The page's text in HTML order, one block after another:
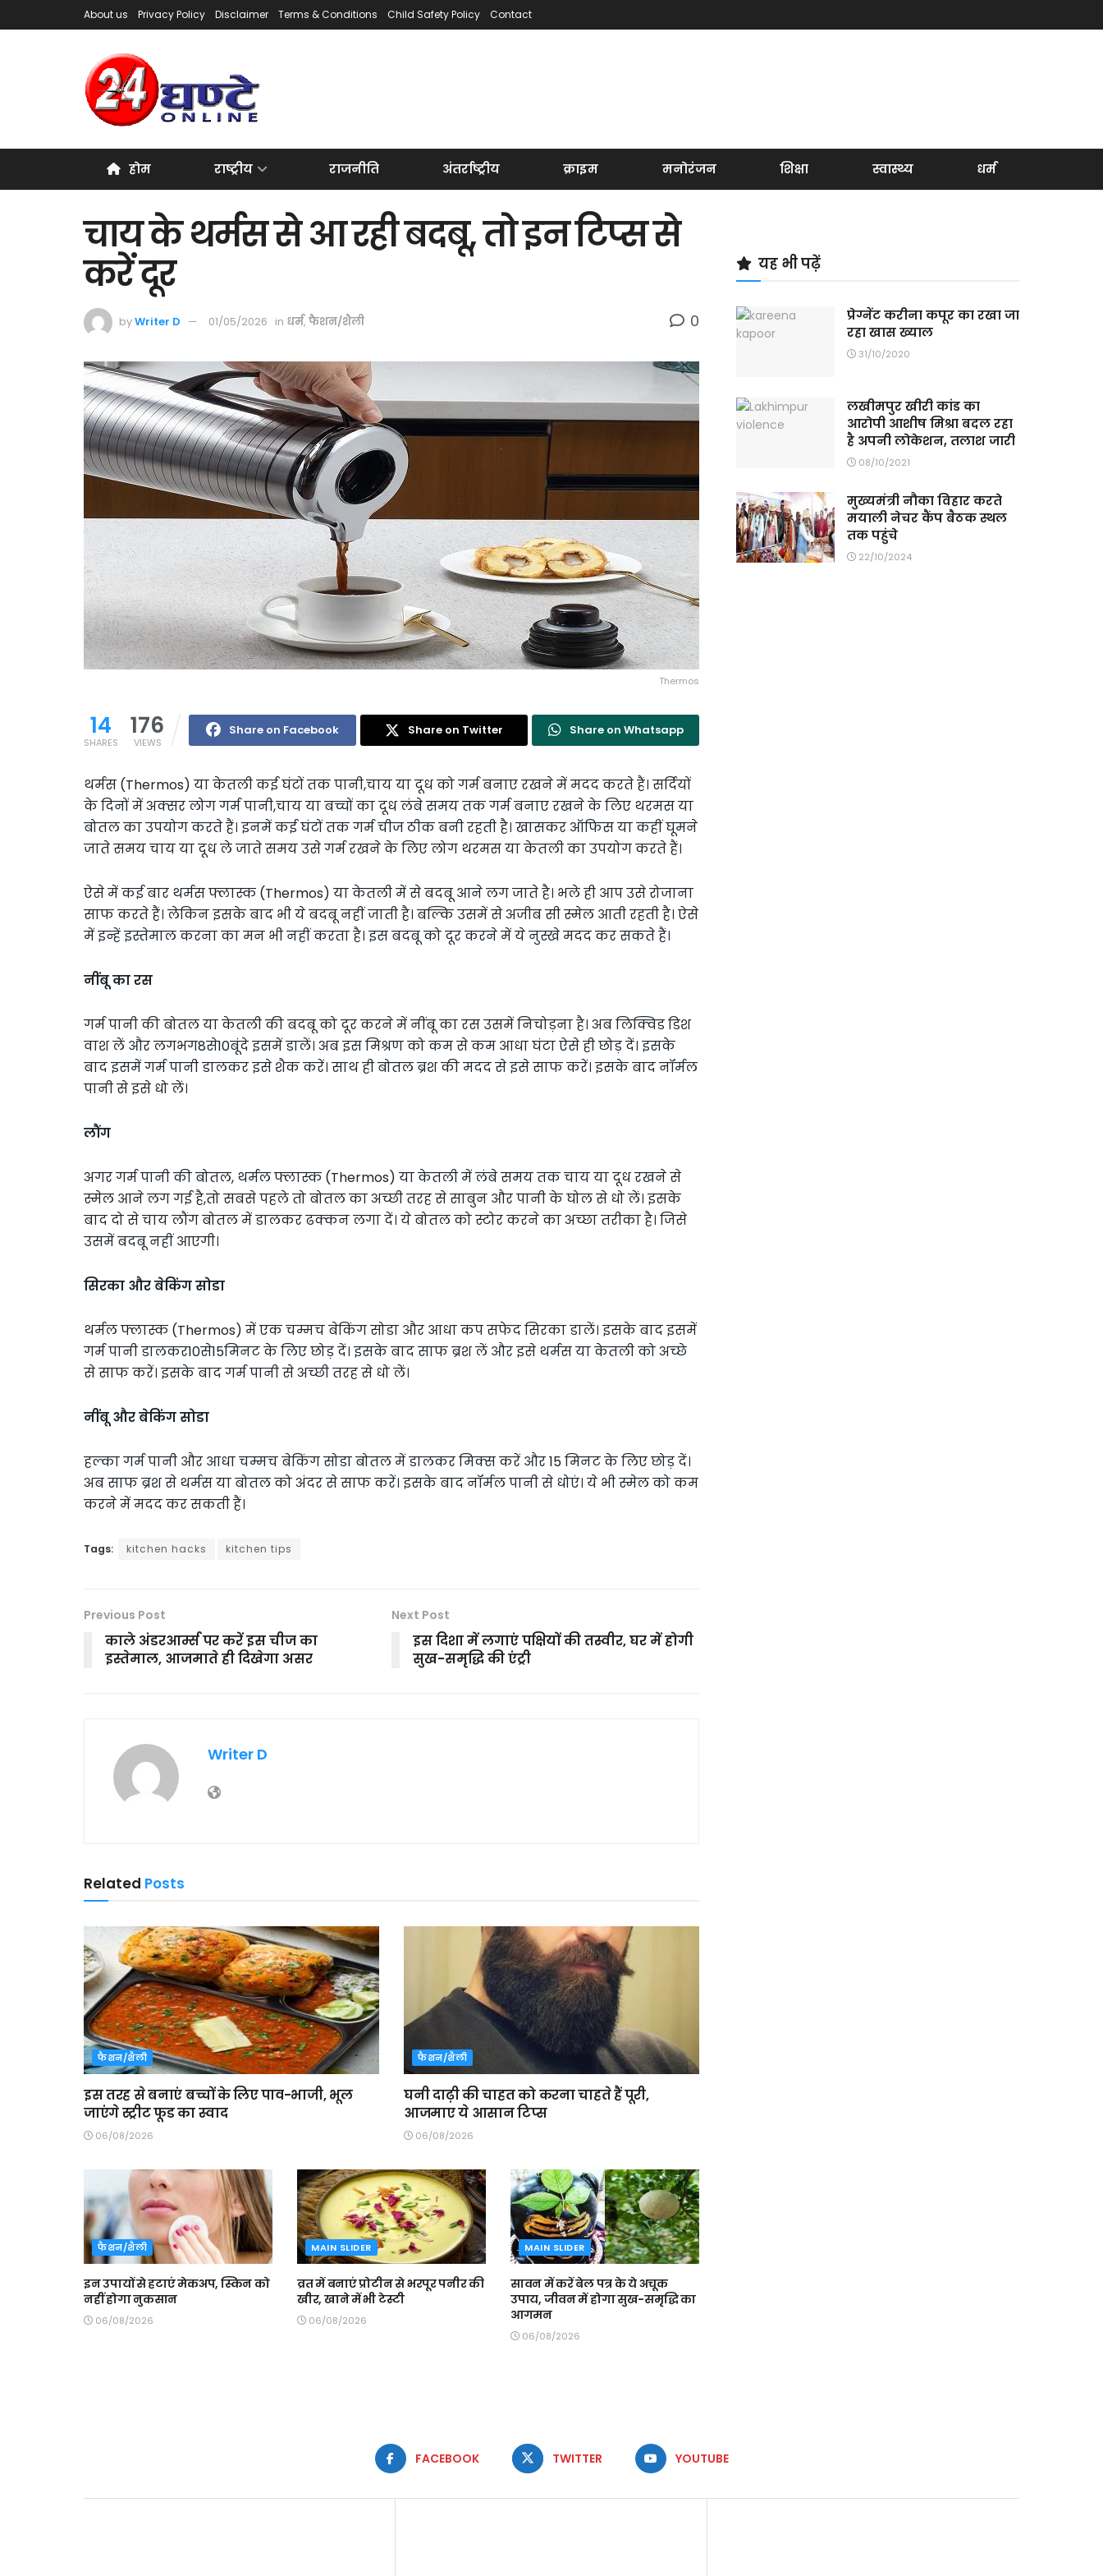
About us Privacy Policy Disclaimer Terms & Conditions Child Safety Policy Contact
होम राष्ट्रीय राजनीति अंतर्राष्ट्रीय क्राइम मनोरंजन शिक्षा स्वास्थ्य धर्म
चाय के थर्मस से आ रही बदबू, तो इन टिप्स से
करें दूर
byWriter D 01/05/2026 in धर्म, फैशन/शैली 0
Thermos
14
SHARES
176
VIEWS
Share on Facebook Share on Twitter Share on Whatsapp
थर्मस (Thermos) या केतली कई घंटों तक पानी,चाय या दूध को गर्म बनाए रखने में मदद करते हैं। सर्दियों
के दिनों में अक्सर लोग गर्म पानी,चाय या बच्चों का दूध लंबे समय तक गर्म बनाए रखने के लिए थरमस या
बोतल का उपयोग करते हैं। इनमें कई घंटों तक गर्म चीज ठीक बनी रहती है। खासकर ऑफिस या कहीं घूमने
जाते समय चाय या दूध ले जाते समय उसे गर्म रखने के लिए लोग थरमस या केतली का उपयोग करते हैं।
ऐसे में कई बार थर्मस फ्लास्क (Thermos) या केतली में से बदबू आने लग जाते है। भले ही आप उसे रोजाना
साफ करते हैं। लेकिन इसके बाद भी ये बदबू नहीं जाती है। बल्कि उसमें से अजीब सी स्मेल आती रहती है। ऐसे
में इन्हें इस्तेमाल करना का मन भी नहीं करता है। इस बदबू को दूर करने में ये नुस्खे मदद कर सकते हैं।
नींबू का रस
गर्म पानी की बोतल या केतली की बदबू को दूर करने में नींबू का रस उसमें निचोड़ना है। अब लिक्विड डिश
वाश लें और लगभग8से10बूंदे इसमें डालें। अब इस मिश्रण को कम से कम आधा घंटा ऐसे ही छोड़ दें। इसके
बाद इसमें गर्म पानी डालकर इसे शैक करें। साथ ही बोतल ब्रश की मदद से इसे साफ करें। इसके बाद नॉर्मल
पानी से इसे धो लें।
लौंग
अगर गर्म पानी की बोतल, थर्मल फ्लास्क (Thermos) या केतली में लंबे समय तक चाय या दूध रखने से
स्मेल आने लग गई है,तो सबसे पहले तो बोतल का अच्छी तरह से साबुन और पानी के घोल से धो लें। इसके
बाद दो से चाय लौंग बोतल में डालकर ढक्कन लगा दें। ये बोतल को स्टोर करने का अच्छा तरीका है। जिसे
उसमें बदबू नहीं आएगी।
सिरका और बेकिंग सोडा
थर्मल फ्लास्क (Thermos) में एक चम्मच बेकिंग सोडा और आधा कप सफेद सिरका डालें। इसके बाद इसमें
गर्म पानी डालकर10से15मिनट के लिए छोड़ दें। इसके बाद साफ ब्रश लें और इसे थर्मस या केतली को अच्छे
से साफ करें। इसके बाद गर्म पानी से अच्छी तरह से धो लें।
नींबू और बेकिंग सोडा
हल्का गर्म पानी और आधा चम्मच बेकिंग सोडा बोतल में डालकर मिक्स करें और 15 मिनट के लिए छोड़ दें।
अब साफ ब्रश से थर्मस या बोतल को अंदर से साफ करें। इसके बाद नॉर्मल पानी से धोएं। ये भी स्मेल को कम
करने में मदद कर सकती हैं।
Tags: kitchen hacks kitchen tips
Previous Post
काले अंडरआर्म्स पर करें इस चीज का
इस्तेमाल, आजमाते ही दिखेगा असर
Next Post
इस दिशा में लगाएं पक्षियों की तस्वीर, घर में होगी
सुख-समृद्धि की एंट्री
Writer D
Related Posts
फैशन/शैली
इस तरह से बनाएं बच्चों के लिए पाव-भाजी, भूल
जाएंगे स्ट्रीट फूड का स्वाद
06/08/2026
फैशन/शैली
घनी दाढ़ी की चाहत को करना चाहते हैं पूरी,
आजमाए ये आसान टिप्स
06/08/2026
फैशन/शैली
इन उपायों से हटाएं मेकअप, स्किन को
नहीं होगा नुकसान
06/08/2026
MAIN SLIDER
व्रत में बनाएं प्रोटीन से भरपूर पनीर की
खीर, खाने में भी टेस्टी
06/08/2026
MAIN SLIDER
सावन में करें बेल पत्र के ये अचूक
उपाय, जीवन में होगा सुख-समृद्धि का
आगमन
06/08/2026
यह भी पढ़ें
प्रेग्नेंट करीना कपूर का रखा जा
रहा खास ख्याल
31/10/2020
लखीमपुर खीरी कांड का
आरोपी आशीष मिश्रा बदल रहा
है अपनी लोकेशन, तलाश जारी
08/10/2021
मुख्यमंत्री नौका विहार करते
मयाली नेचर कैंप बैठक स्थल
तक पहुंचे
22/10/2024
FACEBOOK TWITTER YOUTUBE